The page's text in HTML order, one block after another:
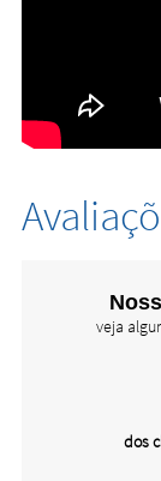
veja
dos